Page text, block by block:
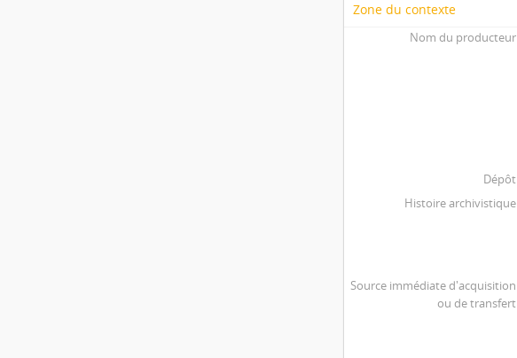
Zone du contexte
Nom du producteur
Dépôt
Histoire archivistique
Source immédiate d'acquisition
ou de transfert